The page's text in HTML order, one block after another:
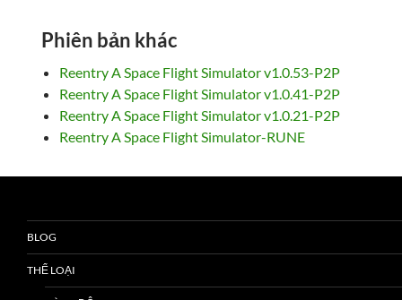
Phiên bản khác
Reentry A Space Flight Simulator v1.0.53-P2P
Reentry A Space Flight Simulator v1.0.41-P2P
Reentry A Space Flight Simulator v1.0.21-P2P
Reentry A Space Flight Simulator-RUNE
BLOG
THỂ LOẠI